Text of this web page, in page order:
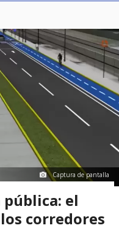
Captura de pantalla
pública: el
corredores